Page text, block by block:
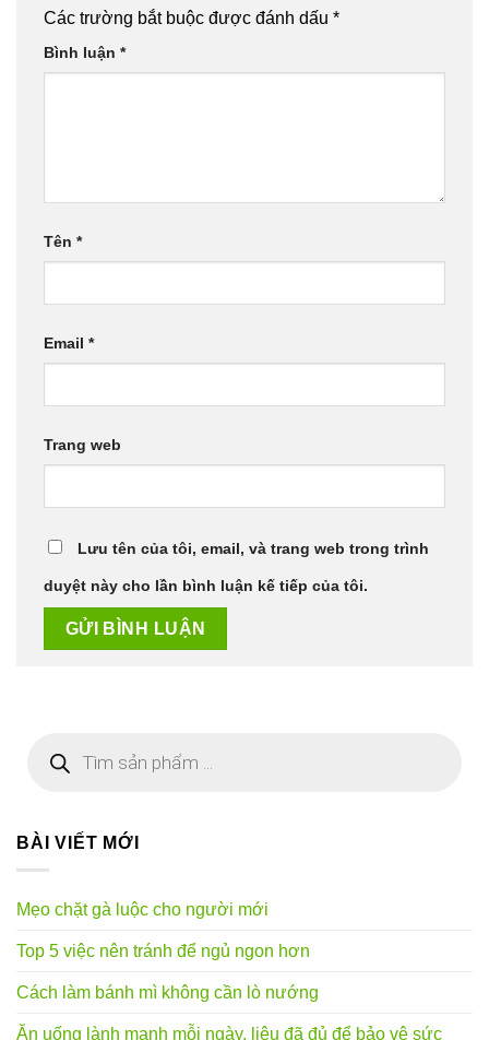
Các trường bắt buộc được đánh dấu *
Bình luận *
Tên *
Email *
Trang web
Lưu tên của tôi, email, và trang web trong trình
duyệt này cho lần bình luận kế tiếp của tôi.
kiếm
BÀI VIẾT MỚI
Mẹo chặt gà luộc cho người mới
Top 5 việc nên tránh để ngủ ngon hơn
Cách làm bánh mì không cần lò nướng
Ăn uống lành mạnh mỗi ngày, liệu đã đủ để bảo vệ sức